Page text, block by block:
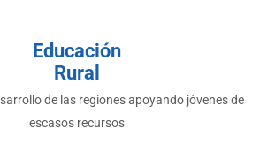
Educación
Rural
de las regiones apoyando jóvenes de
escasos recursos